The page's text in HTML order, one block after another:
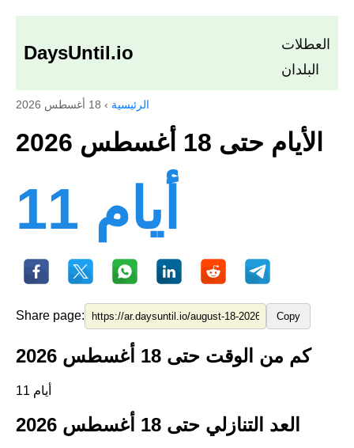
DaysUntil.io
العطلات
البلدان
الرئيسية › 18 أغسطس 2026
الأيام حتى 18 أغسطس 2026
11 أيام
Share page: Copy
كم من الوقت حتى 18 أغسطس 2026
11 أيام
العد التنازلي حتى 18 أغسطس 2026